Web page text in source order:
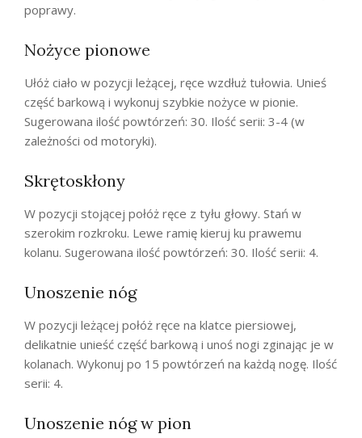
poprawy.
Nożyce pionowe
Ułóż ciało w pozycji leżącej, ręce wzdłuż tułowia. Unieś
część barkową i wykonuj szybkie nożyce w pionie.
Sugerowana ilość powtórzeń: 30. Ilość serii: 3-4 (w
zależności od motoryki).
Skrętoskłony
W pozycji stojącej połóż ręce z tyłu głowy. Stań w
szerokim rozkroku. Lewe ramię kieruj ku prawemu
kolanu. Sugerowana ilość powtórzeń: 30. Ilość serii: 4.
Unoszenie nóg
W pozycji leżącej połóż ręce na klatce piersiowej,
delikatnie unieść część barkową i unoś nogi zginając je w
kolanach. Wykonuj po 15 powtórzeń na każdą nogę. Ilość
serii: 4.
Unoszenie nóg w pion